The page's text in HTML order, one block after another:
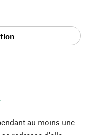
au moins une